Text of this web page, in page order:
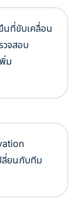
นที่ขับเคลื่อน
วจสอบ
ม
ลี่ยนกับทีม